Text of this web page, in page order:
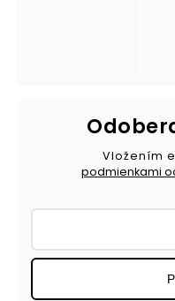
Vložením
podmienkami